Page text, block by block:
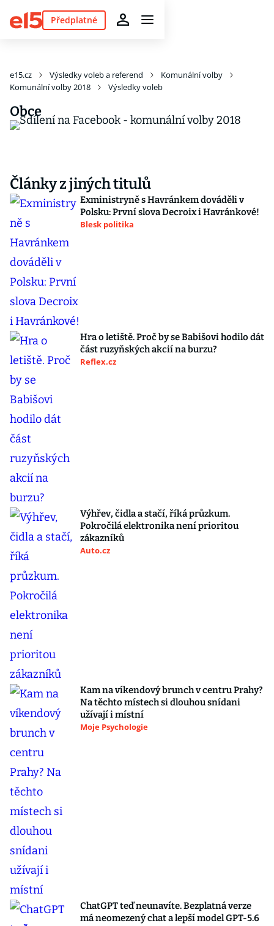
Předplatné
e15.cz Výsledky voleb a referend
Komunální volby
Komunální volby 2018
Výsledky voleb
Obce
Články z jiných titulů
Exministryně s Havránkem dováděli v
Polsku: První slova Decroix i Havránkové!
Blesk politika
Hra o letiště. Proč by se Babišovi hodilo dát
část ruzyňských akcií na burzu?
Reflex.cz
Výhřev, čidla a stačí, říká průzkum.
Pokročilá elektronika není prioritou
zákazníků
Auto.cz
Kam na víkendový brunch v centru Prahy?
Na těchto místech si dlouhou snídani
užívají i místní
Moje Psychologie
ChatGPT teď neunavíte. Bezplatná verze
má neomezený chat a lepší model GPT-5.6